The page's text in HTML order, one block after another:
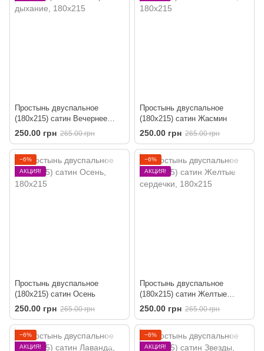
Простынь двуспальное
(180х215) сатин Вечернее
дыхание
250.00 грн 265.00 грн
Простынь двуспальное
(180х215) сатин Жасмин
250.00 грн 265.00 грн
−6%
АКЦИЯ!
Простынь двуспальное
(180х215) сатин Осень
250.00 грн 265.00 грн
−6%
АКЦИЯ!
Простынь двуспальное
(180х215) сатин Желтые
сердечки
250.00 грн 265.00 грн
−6%
АКЦИЯ!
−6%
АКЦИЯ!